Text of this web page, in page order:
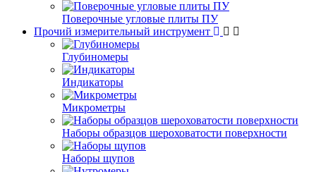
Поверочные угловые плиты ПУ
Прочий измерительный инструмент
Глубиномеры
Индикаторы
Микрометры
Наборы образцов шероховатости поверхности
Наборы щупов